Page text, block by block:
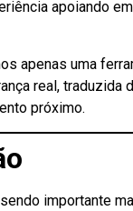
apoiando
apenas uma
real, traduzida
próximo.
importante